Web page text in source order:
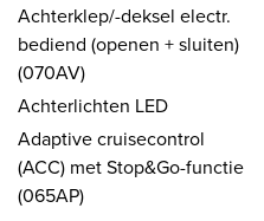
Achterklep/-deksel electr.
bediend (openen + sluiten)
(070AV)
Achterlichten LED
Adaptive cruisecontrol
(ACC) met Stop&Go-functie
(065AP)